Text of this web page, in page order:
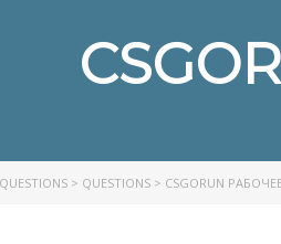
QUESTIONS > QUESTIONS > CSGORUN